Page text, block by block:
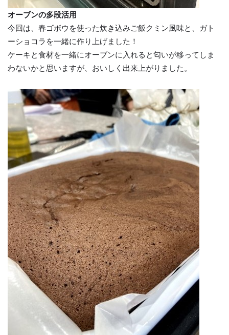
オーブンの多段活用
今回は、春ゴボウを使った炊き込みご飯クミン風味と、ガト
ーショコラを一緒に作り上げました！
ケーキと食材を一緒にオーブンに入れると匂いが移ってしま
わないかと思いますが、おいしく出来上がりました。